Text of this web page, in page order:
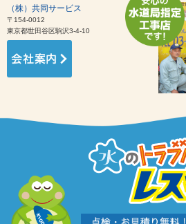
（株）共同サービス
〒154-0012
東京都世田谷区駒沢3-4-10